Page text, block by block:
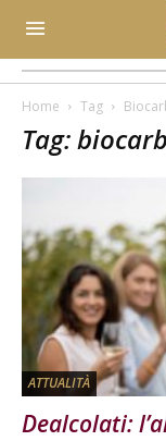
Home Tag
Tag:
ATTUALITÀ
Dealcolati: